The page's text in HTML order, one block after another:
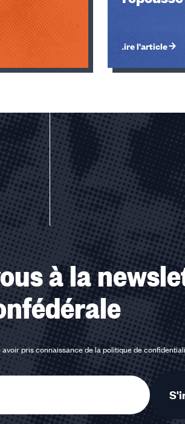
Lire l'article
à la
pris connaissance de lapolitique de